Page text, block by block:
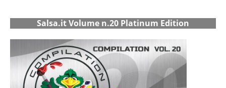
Salsa.it Volume n.20 Platinum Edition